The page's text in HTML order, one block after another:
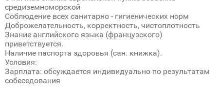
средиземноморской
Соблюдение всех санитарно - гигиенических норм
Доброжелательность, корректность, чистоплотность
Знание английского языка (французского)
приветствуется.
Наличие паспорта здоровья (сан. книжка).
Условия:
Зарплата: обсуждается индивидуально по результатам
собеседования